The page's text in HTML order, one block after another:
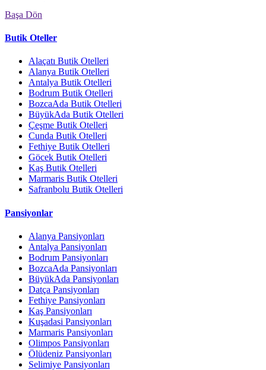
Başa Dön
Butik Oteller
Alaçatı Butik Otelleri
Alanya Butik Otelleri
Antalya Butik Otelleri
Bodrum Butik Otelleri
BozcaAda Butik Otelleri
BüyükAda Butik Otelleri
Çeşme Butik Otelleri
Cunda Butik Otelleri
Fethiye Butik Otelleri
Göcek Butik Otelleri
Kaş Butik Otelleri
Marmaris Butik Otelleri
Safranbolu Butik Otelleri
Pansiyonlar
Alanya Pansiyonları
Antalya Pansiyonları
Bodrum Pansiyonları
BozcaAda Pansiyonları
BüyükAda Pansiyonları
Datça Pansiyonları
Fethiye Pansiyonları
Kaş Pansiyonları
Kuşadasi Pansiyonları
Marmaris Pansiyonları
Olimpos Pansiyonları
Ölüdeniz Pansiyonları
Selimiye Pansiyonları